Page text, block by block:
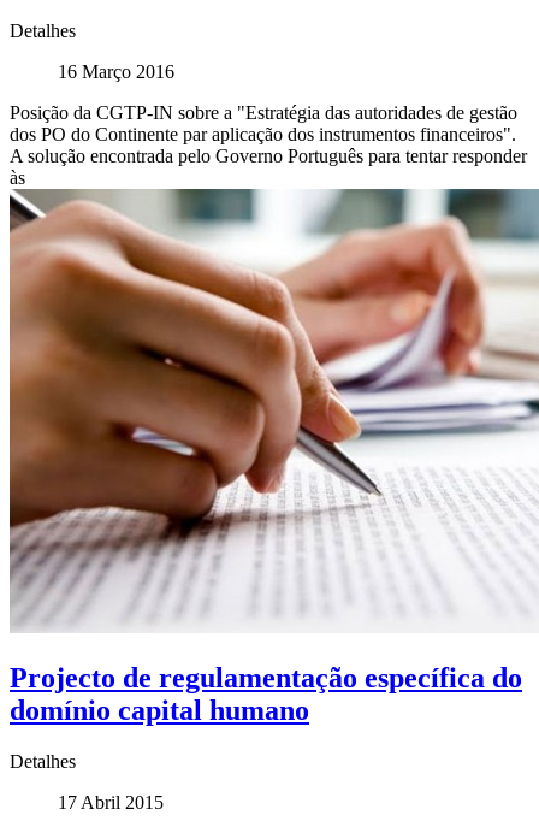
Detalhes
16 Março 2016
Posição da CGTP-IN sobre a "Estratégia das autoridades de gestão
dos PO do Continente par aplicação dos instrumentos financeiros".
A solução encontrada pelo Governo Português para tentar responder
às
Projecto de regulamentação específica do
domínio capital humano
Detalhes
17 Abril 2015